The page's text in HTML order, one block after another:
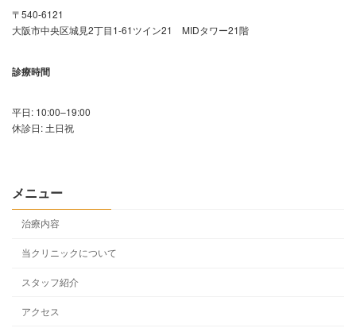
〒540-6121
大阪市中央区城見2丁目1-61ツイン21 MIDタワー21階
診療時間
平日: 10:00–19:00
休診日: 土日祝
メニュー
治療内容
当クリニックについて
スタッフ紹介
アクセス